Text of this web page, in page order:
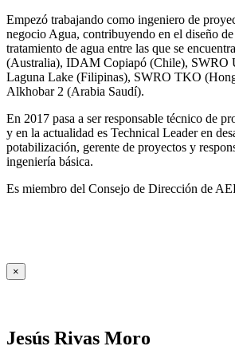
Empezó trabajando como ingeniero de
negocio Agua, contribuyendo en el diseño de
tratamiento de agua entre las que se
(Australia), IDAM Copiapó (Chile), SWRO
Laguna Lake (Filipinas), SWRO TKO
Alkhobar 2 (Arabia Saudí).
En 2017 pasa a ser responsable técnico de
y en la actualidad es Technical Leader en
potabilización, gerente de proyectos y
ingeniería básica.
Es miembro del Consejo de Dirección de
×
Jesús Rivas Moro